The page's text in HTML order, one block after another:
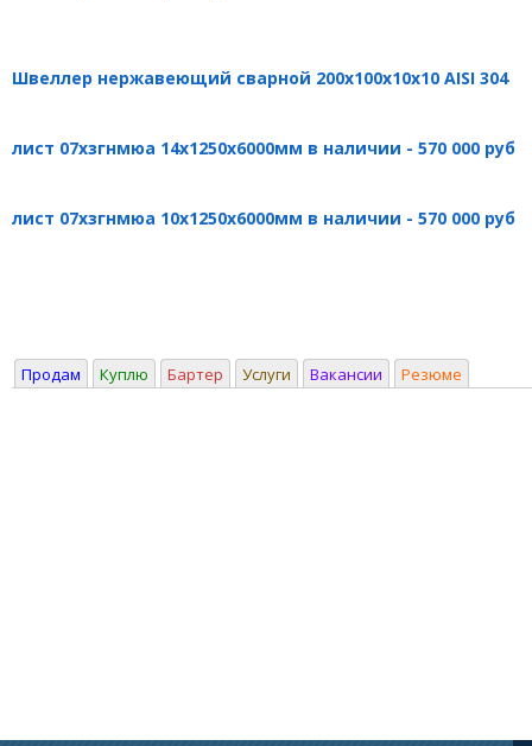
Швеллер нержавеющий сварной 200х100х10х10 AISI 304
лист 07хзгнмюа 14х1250х6000мм в наличии - 570 000 руб
лист 07хзгнмюа 10х1250х6000мм в наличии - 570 000 руб
Продам Куплю Бартер Услуги Вакансии Резюме